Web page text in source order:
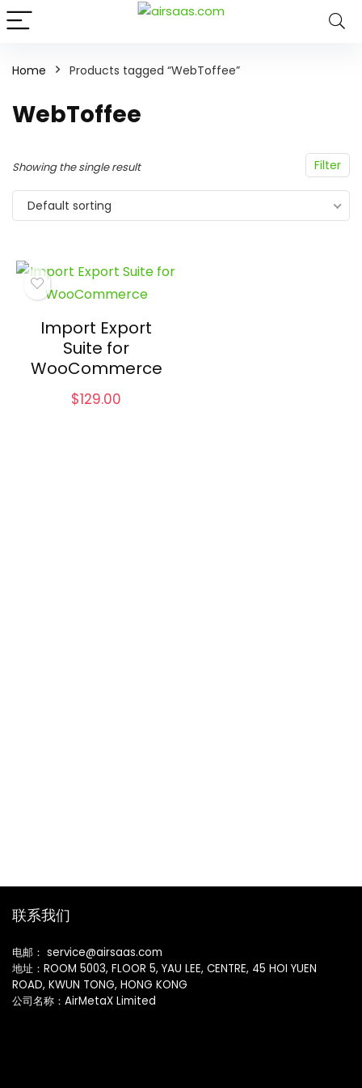
Home Products tagged “WebToffee”
WebToffee
Filter
Showing the single result
Default sorting
Import Export
Suite for
WooCommerce
$129.00
联系我们
电邮： service@airsaas.com
地址：ROOM 5003, FLOOR 5, YAU LEE, CENTRE, 45 HOI YUEN
ROAD, KWUN TONG, HONG KONG
公司名称：AirMetaX Limited